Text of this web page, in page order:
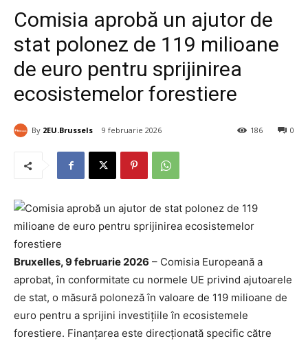
Comisia aprobă un ajutor de
stat polonez de 119 milioane
de euro pentru sprijinirea
ecosistemelor forestiere
By 2EU.Brussels 9 februarie 2026 0
186
Bruxelles, 9 februarie 2026 – Comisia Europeană a
aprobat, în conformitate cu normele UE privind ajutoarele
de stat, o măsură poloneză în valoare de 119 milioane de
euro pentru a sprijini investițiile în ecosistemele
forestiere. Finanțarea este direcționată specific către